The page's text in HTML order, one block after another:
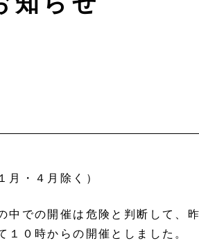
月・４月除く）
中での開催は危険と判断して、
０時からの開催としました。